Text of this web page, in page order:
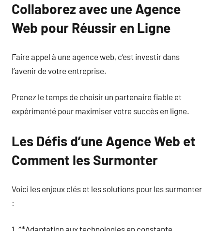
Collaborez avec une Agence
Web pour Réussir en Ligne
Faire appel à une agence web, c’est investir dans
l’avenir de votre entreprise.
Prenez le temps de choisir un partenaire fiable et
expérimenté pour maximiser votre succès en ligne.
Les Défis d’une Agence Web et
Comment les Surmonter
Voici les enjeux clés et les solutions pour les surmonter
:
1. **Adaptation aux technologies en constante